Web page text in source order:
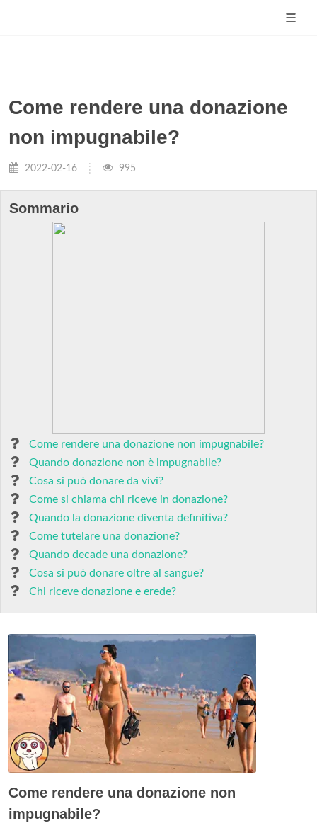
Come rendere una donazione
non impugnabile?
2022-02-16 995
Sommario
Come rendere una donazione non impugnabile?
Quando donazione non è impugnabile?
Cosa si può donare da vivi?
Come si chiama chi riceve in donazione?
Quando la donazione diventa definitiva?
Come tutelare una donazione?
Quando decade una donazione?
Cosa si può donare oltre al sangue?
Chi riceve donazione e erede?
Come rendere una donazione non
impugnabile?